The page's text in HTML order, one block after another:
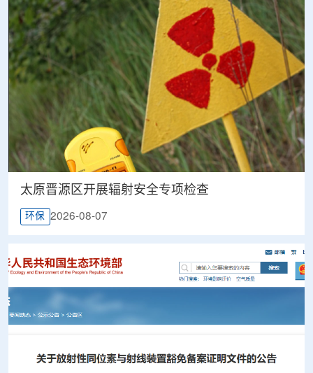
太原晋源区开展辐射安全专项检查
环保 2026-08-07